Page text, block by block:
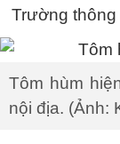
Trường thông
Tôm hùm
nội địa. (Ảnh: